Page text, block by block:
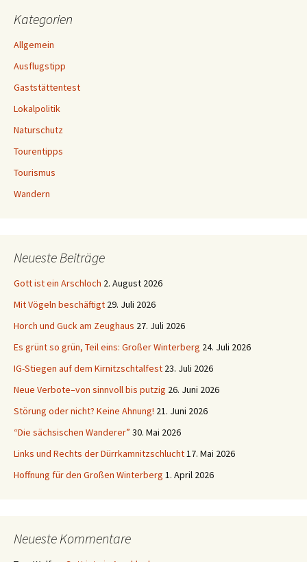
Kategorien
Allgemein
Ausflugstipp
Gaststättentest
Lokalpolitik
Naturschutz
Tourentipps
Tourismus
Wandern
Neueste Beiträge
Gott ist ein Arschloch 2. August 2026
Mit Vögeln beschäftigt 29. Juli 2026
Horch und Guck am Zeughaus 27. Juli 2026
Es grünt so grün, Teil eins: Großer Winterberg 24. Juli 2026
IG-Stiegen auf dem Kirnitzschtalfest 23. Juli 2026
Neue Verbote–von sinnvoll bis putzig 26. Juni 2026
Störung oder nicht? Keine Ahnung! 21. Juni 2026
“Die sächsischen Wanderer” 30. Mai 2026
Links und Rechts der Dürrkamnitzschlucht17. Mai 2026
Hoffnung für den Großen Winterberg 1. April 2026
Neueste Kommentare